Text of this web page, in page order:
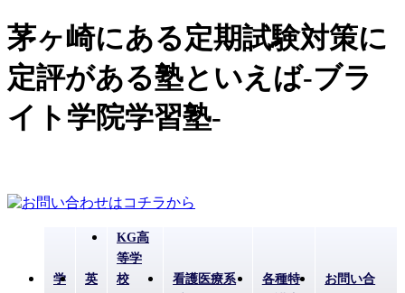
茅ヶ崎にある定期試験対策に
定評がある塾といえば-ブラ
イト学院学習塾-
学
英
KG高
等学
校
看護医療系
各種特
お問い合